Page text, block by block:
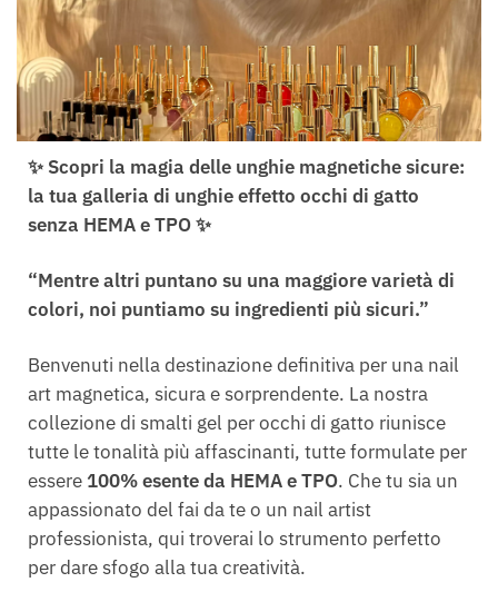
✨ Scopri la magia delle unghie magnetiche sicure:
la tua galleria di unghie effetto occhi di gatto
senza HEMA e TPO ✨
“Mentre altri puntano su una maggiore varietà di
colori, noi puntiamo su ingredienti più sicuri.”
Benvenuti nella destinazione definitiva per una nail
art magnetica, sicura e sorprendente. La nostra
collezione di smalti gel per occhi di gatto riunisce
tutte le tonalità più affascinanti, tutte formulate per
essere 100% esente da HEMA e TPO. Che tu sia un
appassionato del fai da te o un nail artist
professionista, qui troverai lo strumento perfetto
per dare sfogo alla tua creatività.